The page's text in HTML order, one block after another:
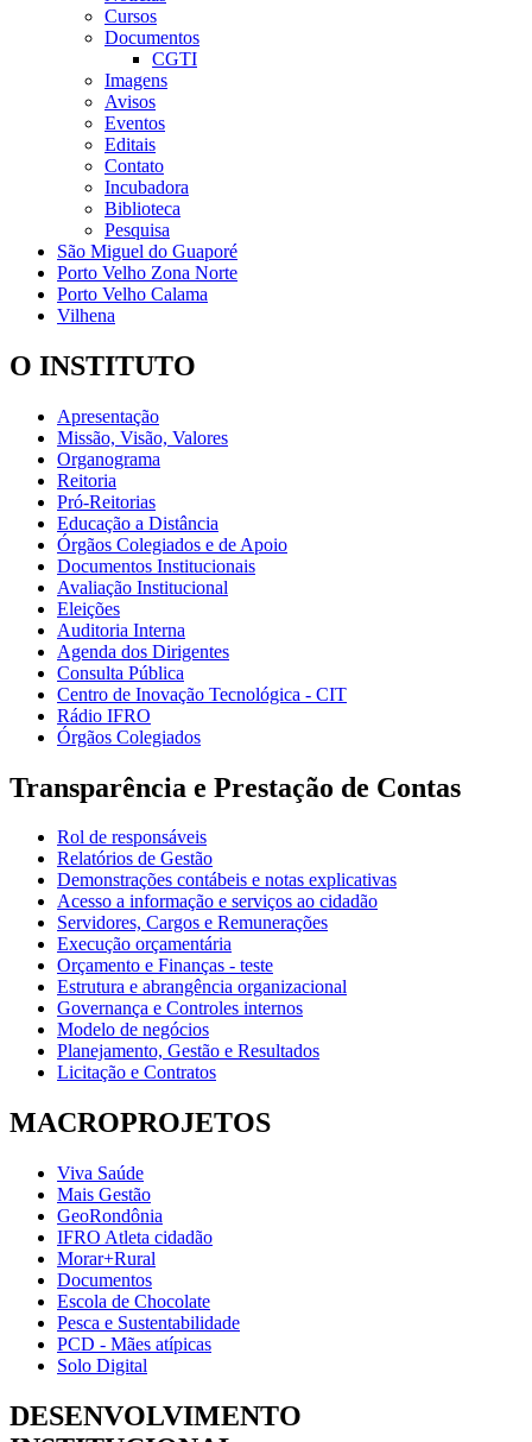
Cursos
Documentos
CGTI
Imagens
Avisos
Eventos
Editais
Contato
Incubadora
Biblioteca
Pesquisa
São Miguel do Guaporé
Porto Velho Zona Norte
Porto Velho Calama
Vilhena
O INSTITUTO
Apresentação
Missão, Visão, Valores
Organograma
Reitoria
Pró-Reitorias
Educação a Distância
Órgãos Colegiados e de Apoio
Documentos Institucionais
Avaliação Institucional
Eleições
Auditoria Interna
Agenda dos Dirigentes
Consulta Pública
Centro de Inovação Tecnológica - CIT
Rádio IFRO
Órgãos Colegiados
Transparência e Prestação de Contas
Rol de responsáveis
Relatórios de Gestão
Demonstrações contábeis e notas explicativas
Acesso a informação e serviços ao cidadão
Servidores, Cargos e Remunerações
Execução orçamentária
Orçamento e Finanças - teste
Estrutura e abrangência organizacional
Governança e Controles internos
Modelo de negócios
Planejamento, Gestão e Resultados
Licitação e Contratos
MACROPROJETOS
Viva Saúde
Mais Gestão
GeoRondônia
IFRO Atleta cidadão
Morar+Rural
Documentos
Escola de Chocolate
Pesca e Sustentabilidade
PCD - Mães atípicas
Solo Digital
DESENVOLVIMENTO